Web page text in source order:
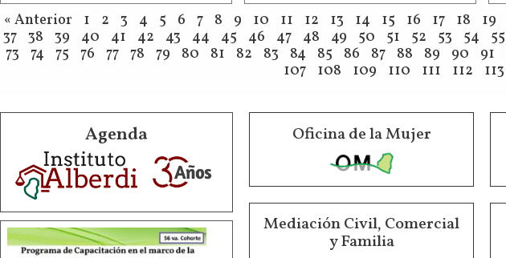
« Anterior 1 2 3 4 5 6 7 8 9 10 11 12 13 14 15 16 17 18 19
37 38 39 40 41 42 43 44 45 46 47 48 49 50 51 52 53 54 55
73 74 75 76 77 78 79 80 81 82 83 84 85 86 87 88 89 90 91
107
108 109 110 111 112 113
Agenda Oficina de la Mujer
Mediación Civil, Comercial
y Familia